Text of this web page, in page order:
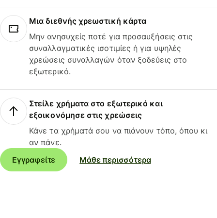
Μια διεθνής χρεωστική κάρτα
Μην ανησυχείς ποτέ για προσαυξήσεις στις
συναλλαγματικές ισοτιμίες ή για υψηλές
χρεώσεις συναλλαγών όταν ξοδεύεις στο
εξωτερικό.
Στείλε χρήματα στο εξωτερικό και
εξοικονόμησε στις χρεώσεις
Κάνε τα χρήματά σου να πιάνουν τόπο, όπου κι
αν πάνε.
Εγγραφείτε
Μάθε περισσότερα